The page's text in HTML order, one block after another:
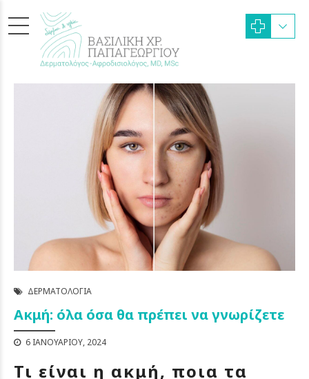
ΔΕΡΜΑΤΟΛΟΓΊΑ
Ακμή: όλα όσα θα πρέπει να γνωρίζετε
6 ΙΑΝΟΥΑΡΊΟΥ, 2024
Τι είναι η ακμή, ποια τα